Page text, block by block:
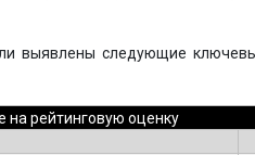
следующие
рейтинговую оценку